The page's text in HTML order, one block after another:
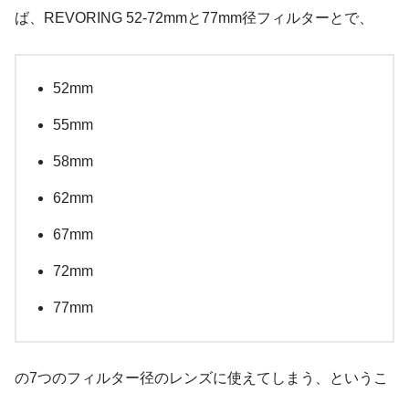
ば、REVORING 52-72mmと77mm径フィルターとで、
52mm
55mm
58mm
62mm
67mm
72mm
77mm
の7つのフィルター径のレンズに使えてしまう、というこ